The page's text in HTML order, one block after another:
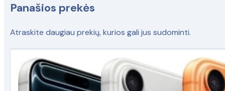
Panašios prekės
Atraskite daugiau prekių, kurios gali jus sudominti.